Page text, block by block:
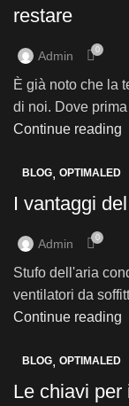
restare
Admin 0
È già noto che la
di noi. Dove
Continue reading
BLOG, OPTIMALED
I vantaggi
Admin 0
Stufo dell'aria
ventilatori da
Continue reading
BLOG, OPTIMALED
Le chiavi